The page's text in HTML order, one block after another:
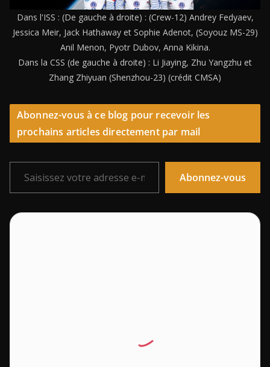
Dans l'ISS : (De gauche à droite) : (Crew-12) Andrey Fedyaev,
Jessica Meir, Jack Hathaway et Sophie Adenot, (Soyouz MS-29)
Anil Menon, Pyotr Dubov, Anna Kikina.
Dans la CSS (de gauche à droite) : Li Jiaying, Zhu Yangzhu et
Zhang Zhiyuan (Shenzhou-23) (crédit CMSA)
Abonnez-vous à ce blog pour recevoir les
prochains articles directement par mail
Saisissez votre adresse e-mail…
Abonnez-vous